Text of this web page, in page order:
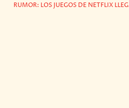
RUMOR: LOS JUEGOS DE NETFLIX